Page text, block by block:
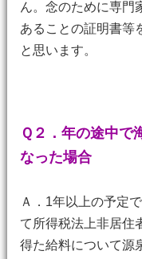
ん。念のために専門
あることの証明書等
と思います。
Ｑ２． 年の途中で
なった場合
Ａ．1年以上の予定
て所得税法上非居住
得た給料について源